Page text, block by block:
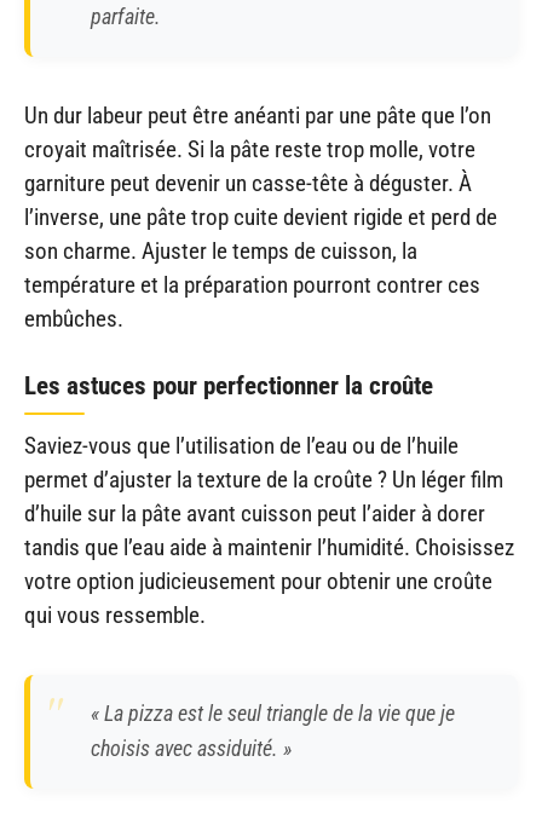
parfaite.
Un dur labeur peut être anéanti par une pâte que l’on
croyait maîtrisée. Si la pâte reste trop molle, votre
garniture peut devenir un casse-tête à déguster. À
l’inverse, une pâte trop cuite devient rigide et perd de
son charme. Ajuster le temps de cuisson, la
température et la préparation pourront contrer ces
embûches.
Les astuces pour perfectionner la croûte
Saviez-vous que l’utilisation de l’eau ou de l’huile
permet d’ajuster la texture de la croûte ? Un léger film
d’huile sur la pâte avant cuisson peut l’aider à dorer
tandis que l’eau aide à maintenir l’humidité. Choisissez
votre option judicieusement pour obtenir une croûte
qui vous ressemble.
« La pizza est le seul triangle de la vie que je
choisis avec assiduité. »